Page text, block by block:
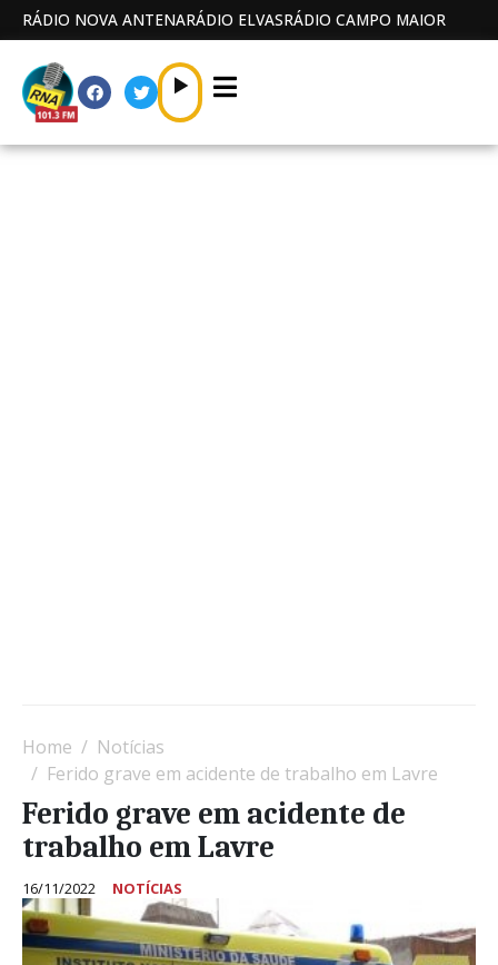
RÁDIO NOVA ANTENARÁDIO ELVASRÁDIO CAMPO MAIOR
Home
Notícias
Ferido grave em acidente de trabalho em Lavre
Ferido grave em acidente de
trabalho em Lavre
16/11/2022 NOTÍCIAS